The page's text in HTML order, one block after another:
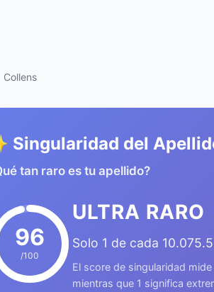
Collens
Singularidad del
tan raro es tu apellido?
96
/100
ULTRA RARO
Solo 1 de cada
El score de singularidad
mientras que 1 significa